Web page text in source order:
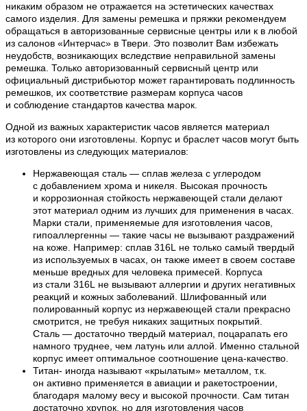
никаким образом не отражается на эстетических качествах
самого изделия. Для замены ремешка и пряжки рекомендуем
обращаться в авторизованные сервисные центры или к в любой
из салонов «Интерчас» в Твери. Это позволит Вам избежать
неудобств, возникающих вследствие неправильной замены
ремешка. Только авторизованный сервисный центр или
официальный дистрибьютор может гарантировать подлинность
ремешков, их соответствие размерам корпуса часов
и соблюдение стандартов качества марок.
Одной из важных характеристик часов является материал
из которого они изготовлены. Корпус и браслет часов могут быть
изготовлены из следующих материалов:
Нержавеющая сталь — сплав железа с углеродом
с добавлением хрома и никеля. Высокая прочность
и коррозионная стойкость нержавеющей стали делают
этот материал одним из лучших для применения в часах.
Марки стали, применяемые для изготовления часов,
гипоаллергенны — такие часы не вызывают раздражений
на коже. Например: сплав 316L не только самый твердый
из используемых в часах, он также имеет в своем составе
меньше вредных для человека примесей. Корпуса
из стали 316L не вызывают аллергии и других негативных
реакций и кожных заболеваний. Шлифованный или
полированный корпус из нержавеющей стали прекрасно
смотрится, не требуя никаких защитных покрытий.
Сталь — достаточно твердый материал, поцарапать его
намного труднее, чем латунь или аллой. Именно стальной
корпус имеет оптимальное соотношение цена-качество.
Титан- иногда называют «крылатым» металлом, т.к.
он активно применяется в авиации и ракетостроении,
благодаря малому весу и высокой прочности. Сам титан
достаточно хрупок, но для изготовления часов